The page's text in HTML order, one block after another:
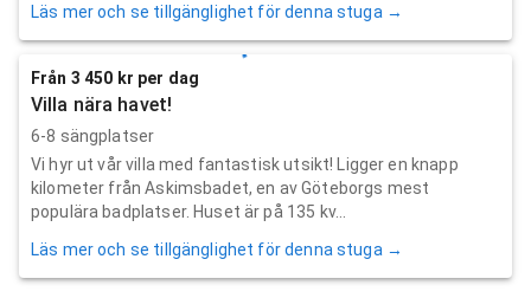
Läs mer och se tillgänglighet för denna stuga →
Från 3 450 kr per dag
Villa nära havet!
6-8 sängplatser
Vi hyr ut vår villa med fantastisk utsikt! Ligger en knapp
kilometer från Askimsbadet, en av Göteborgs mest
populära badplatser. Huset är på 135 kv...
Läs mer och se tillgänglighet för denna stuga →